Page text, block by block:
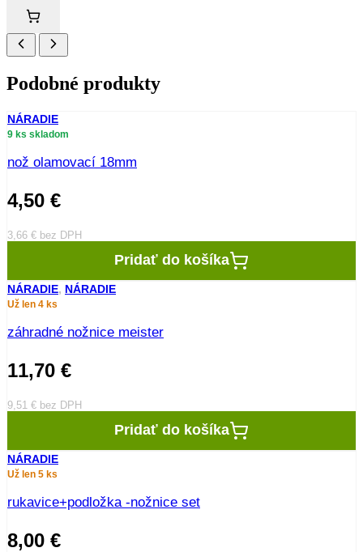
Podobné produkty
NÁRADIE
9 ks skladom
nož olamovací 18mm
4,50 €
3,66 € bez DPH
Pridať do košíka
NÁRADIE, NÁRADIE
Už len 4 ks
záhradné nožnice meister
11,70 €
9,51 € bez DPH
Pridať do košíka
NÁRADIE
Už len 5 ks
rukavice+podložka -nožnice set
8,00 €